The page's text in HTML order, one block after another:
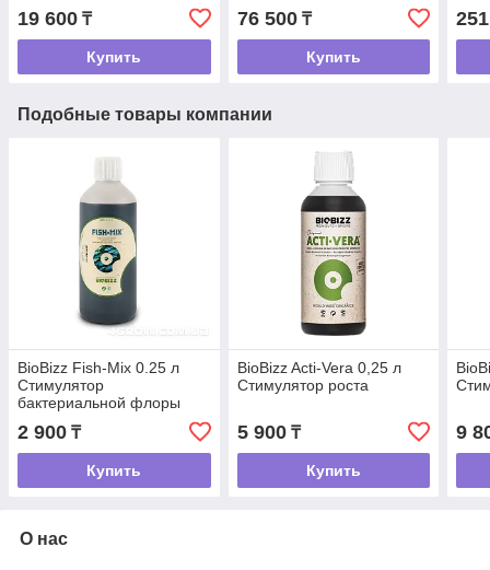
19 600 ₸
Купить
76 500₸
Купить
Подобные товары компании
BioBizz Fish-Mix 0.25 л
Стимулятор
бактериальной флоры
2 900 ₸
Купить
BioBizz Acti-Vera 0,25 л
Стимулятор роста
5 900₸
Купить
9
О нас